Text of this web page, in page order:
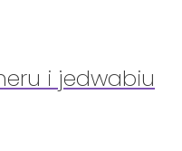
i jedwabiu